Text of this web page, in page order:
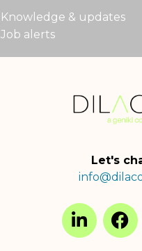
Knowledge & updates
Job alerts
Let's